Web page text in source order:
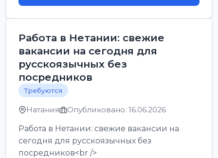
Работа в Нетании: свежие
вакансии на сегодня для
русскоязычных без
посредников
Требуются
Натания Опубликовано: 16.06.2026
Работа в Нетании: свежие вакансии на
сегодня для русскоязычных без
посредников<br />